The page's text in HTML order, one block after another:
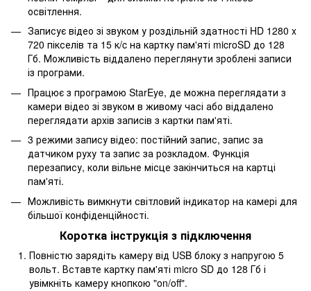
освітлення.
Записує відео зі звуком у роздільній здатності HD 1280 x
720 пікселів та 15 к/c на картку пам'яті microSD до 128
Гб. Можливість віддалено переглянути зроблені записи
із програми.
Працює з програмою StarEye, де можна переглядати з
камери відео зі звуком в живому часі або віддалено
переглядати архів записів з картки пам'яті.
3 режими запису відео: постійний запис, запис за
датчиком руху та запис за розкладом. Функція
перезапису, коли вільне місце закінчиться на картці
пам'яті.
Можливість вимкнути світловий індикатор на камері для
більшої конфіденційності.
Коротка інструкція з підключення
Повністю зарядіть камеру від USB блоку з напругою 5
вольт. Вставте картку пам'яті micro SD до 128 Гб і
увімкніть камеру кнопкою "on/off".